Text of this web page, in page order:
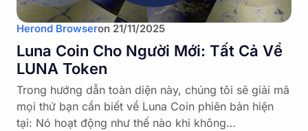
Herond Browseron 21/11/2025
Luna Coin Cho Người Mới: Tất Cả Về
LUNA Token
Trong hướng dẫn toàn diện này, chúng tôi sẽ giải mã
mọi thứ bạn cần biết về Luna Coin phiên bản hiện
tại: Nó hoạt động như thế nào khi không…